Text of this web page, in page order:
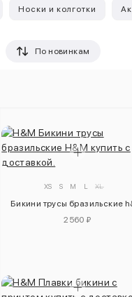
Носки и колготки
По новинкам
XS S M L XL
Бикини трусы бразильские
2560 ₽